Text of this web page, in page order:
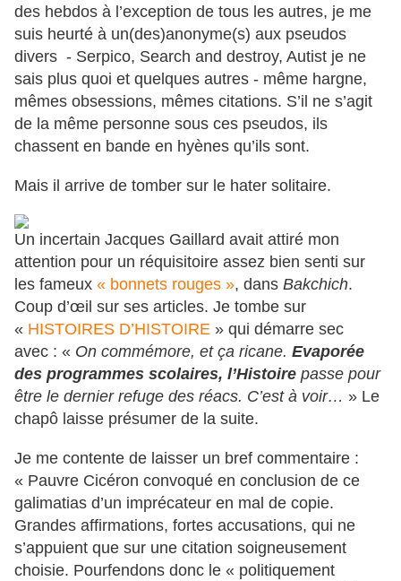
des hebdos à l’exception de tous les autres, je me
suis heurté à un(des)anonyme(s) aux pseudos
divers - Serpico, Search and destroy, Autist je ne
sais plus quoi et quelques autres - même hargne,
mêmes obsessions, mêmes citations. S’il ne s’agit
de la même personne sous ces pseudos, ils
chassent en bande en hyènes qu’ils sont.
Mais il arrive de tomber sur le hater solitaire.
Un incertain Jacques Gaillard avait attiré mon
attention pour un réquisitoire assez bien senti sur
les fameux « bonnets rouges », dans Bakchich.
Coup d’œil sur ses articles. Je tombe sur
« HISTOIRES D’HISTOIRE » qui démarre sec
avec : « On commémore, et ça ricane. Evaporée
des programmes scolaires, l’Histoire passe pour
être le dernier refuge des réacs. C’est à voir… » Le
chapô laisse présumer de la suite.
Je me contente de laisser un bref commentaire :
« Pauvre Cicéron convoqué en conclusion de ce
galimatias d’un imprécateur en mal de copie.
Grandes affirmations, fortes accusations, qui ne
s’appuient que sur une citation soigneusement
choisie. Pourfendons donc le « politiquement